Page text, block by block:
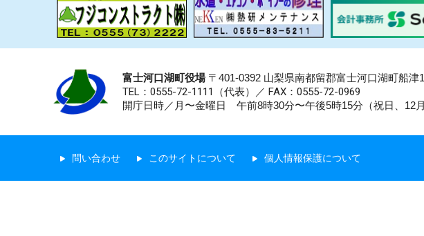
富士河口湖町役場〒401-0392 山梨県南都留郡富士河口湖町船津
TEL：0555-72-1111 （代表）／ FAX：0555-72-0969
開庁日時／月〜金曜日 午前8時30分〜午後5時15分（祝日、12
問い合わせ このサイトについて 個人情報保護について